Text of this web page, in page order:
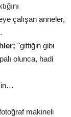
çalışan anneler,
"gittiğin gibi
olunca, hadi
makineli